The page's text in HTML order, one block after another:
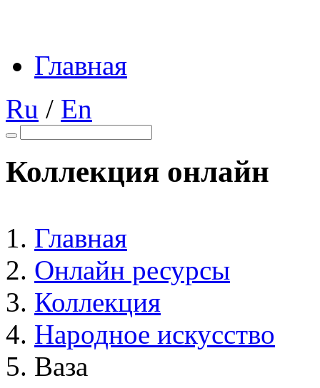
Главная
Ru / En
Коллекция онлайн
Главная
Онлайн ресурсы
Коллекция
Народное искусство
Ваза